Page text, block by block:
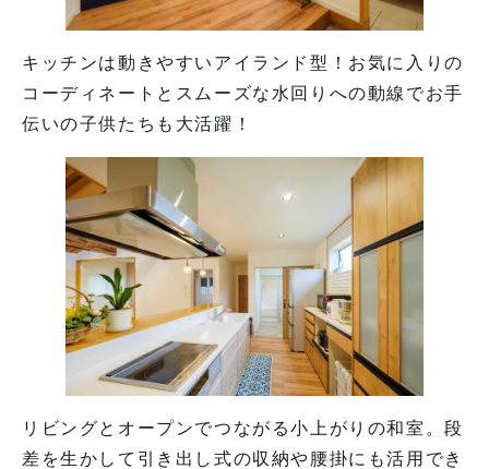
キッチンは動きやすいアイランド型！お気に入りの
コーディネートとスムーズな水回りへの動線でお手
伝いの子供たちも大活躍！
リビングとオープンでつながる小上がりの和室。段
差を生かして引き出し式の収納や腰掛にも活用でき